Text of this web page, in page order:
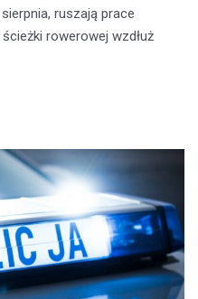
ruszają prace
rowerowej wzdłuż